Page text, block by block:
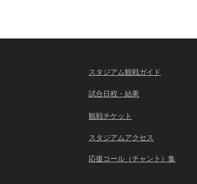
スタジアム観戦ガイド
試合日程・結果
観戦チケット
スタジアムアクセス
応援コール（チャント）集